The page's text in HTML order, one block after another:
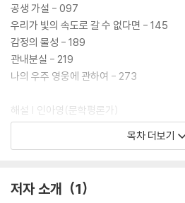
고 있다.
공생 가설 - 097
우리가 빛의 속도로 갈 수 없다면 - 145
감정의 물성 - 189
관내분실 - 219
나의 우주 영웅에 관하여 - 273
해설 | 인아영(문학평론가)
아름다운 존재들의 제자리를 찾아서 - 321
목차 더보기
저자 소개 1